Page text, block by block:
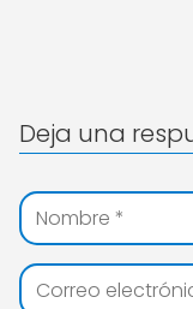
Deja una